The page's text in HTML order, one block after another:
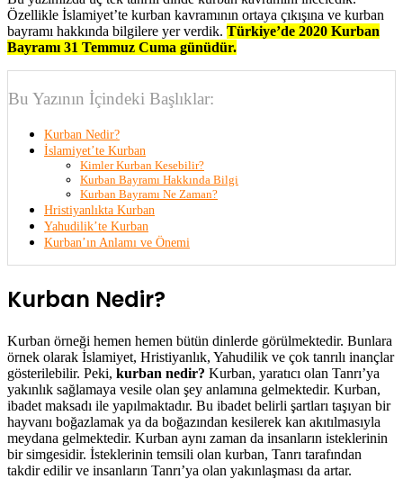
Özellikle İslamiyet’te kurban kavramının ortaya çıkışına ve kurban
bayramı hakkında bilgilere yer verdik. Türkiye’de 2020 Kurban
Bayramı 31 Temmuz Cuma günüdür.
Bu Yazının İçindeki Başlıklar:
Kurban Nedir?
İslamiyet’te Kurban
Kimler Kurban Kesebilir?
Kurban Bayramı Hakkında Bilgi
Kurban Bayramı Ne Zaman?
Hristiyanlıkta Kurban
Yahudilik’te Kurban
Kurban’ın Anlamı ve Önemi
Kurban Nedir?
Kurban örneği hemen hemen bütün dinlerde görülmektedir. Bunlara
örnek olarak İslamiyet, Hristiyanlık, Yahudilik ve çok tanrılı inançlar
gösterilebilir. Peki, kurban nedir? Kurban, yaratıcı olan Tanrı’ya
yakınlık sağlamaya vesile olan şey anlamına gelmektedir. Kurban,
ibadet maksadı ile yapılmaktadır. Bu ibadet belirli şartları taşıyan bir
hayvanı boğazlamak ya da boğazından kesilerek kan akıtılmasıyla
meydana gelmektedir. Kurban aynı zaman da insanların isteklerinin
bir simgesidir. İsteklerinin temsili olan kurban, Tanrı tarafından
takdir edilir ve insanların Tanrı’ya olan yakınlaşması da artar.